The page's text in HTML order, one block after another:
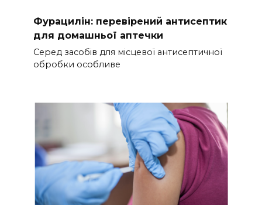
Фурацилін: перевірений антисептик
для домашньої аптечки
Серед засобів для місцевої антисептичної
обробки особливе